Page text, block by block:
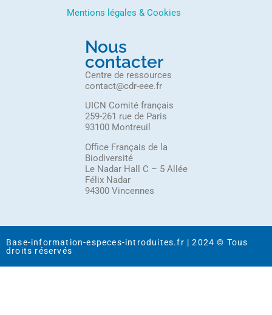
Mentions légales & Cookies
Nous
contacter
Centre de ressources
contact@cdr-eee.fr
UICN Comité français
259-261 rue de Paris
93100 Montreuil
Office Français de la
Biodiversité
Le Nadar Hall C – 5 Allée
Félix Nadar
94300 Vincennes
Base-information-especes-introduites.fr | 2024 © Tous
droits réservés